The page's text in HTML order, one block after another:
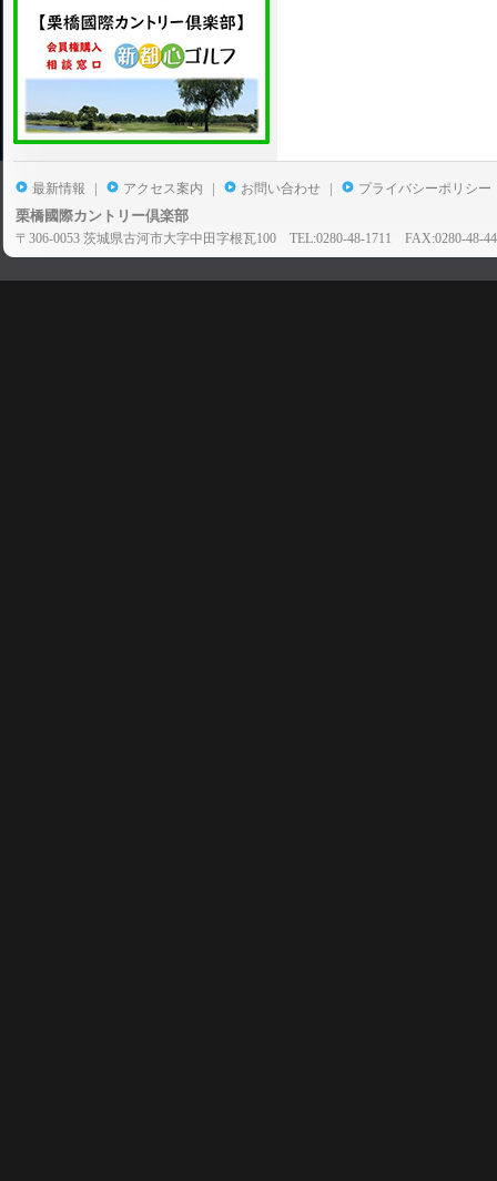
最新情報 | アクセス案内 | お問い合わせ | プライバシーポリシー
栗橋國際カントリー倶楽部
〒306-0053 茨城県古河市大字中田字根瓦100 TEL:0280-48-1711 FAX:0280-48-